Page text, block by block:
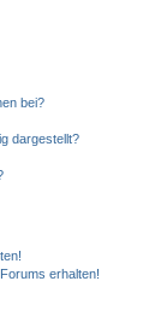
bei?
dargestellt?
erhalten!